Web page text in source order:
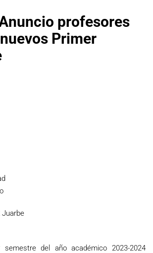
profesores
Primer
Juarbe
semestre del año académico 2023-2024